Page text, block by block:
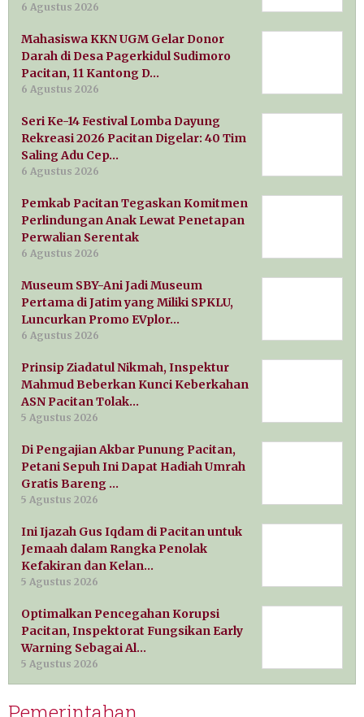
6 Agustus 2026
Mahasiswa KKN UGM Gelar Donor
Darah di Desa Pagerkidul Sudimoro
Pacitan, 11 Kantong D…
6 Agustus 2026
Seri Ke-14 Festival Lomba Dayung
Rekreasi 2026 Pacitan Digelar: 40 Tim
Saling Adu Cep…
6 Agustus 2026
Pemkab Pacitan Tegaskan Komitmen
Perlindungan Anak Lewat Penetapan
Perwalian Serentak
6 Agustus 2026
Museum SBY-Ani Jadi Museum
Pertama di Jatim yang Miliki SPKLU,
Luncurkan Promo EVplor…
6 Agustus 2026
Prinsip Ziadatul Nikmah, Inspektur
Mahmud Beberkan Kunci Keberkahan
ASN Pacitan Tolak…
5 Agustus 2026
Di Pengajian Akbar Punung Pacitan,
Petani Sepuh Ini Dapat Hadiah Umrah
Gratis Bareng …
5 Agustus 2026
Ini Ijazah Gus Iqdam di Pacitan untuk
Jemaah dalam Rangka Penolak
Kefakiran dan Kelan…
5 Agustus 2026
Optimalkan Pencegahan Korupsi
Pacitan, Inspektorat Fungsikan Early
Warning Sebagai Al…
5 Agustus 2026